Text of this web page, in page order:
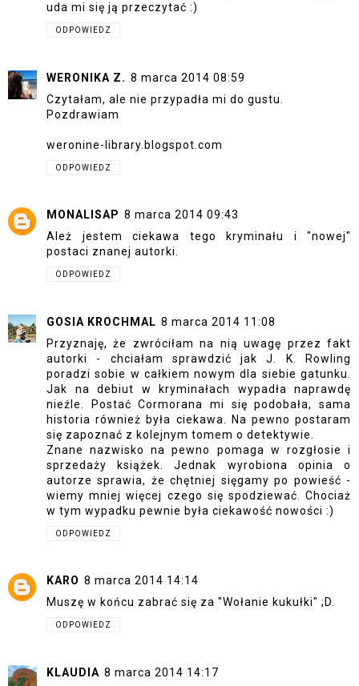
uda mi się ją przeczytać :)
ODPOWIEDZ
WERONIKA Z. 8 marca 2014 08:59
Czytałam, ale nie przypadła mi do gustu.
Pozdrawiam
weronine-library.blogspot.com
ODPOWIEDZ
MONALISAP 8 marca 2014 09:43
Ależ jestem ciekawa tego kryminału i "nowej"
postaci znanej autorki.
ODPOWIEDZ
GOSIA KROCHMAL 8 marca 2014 11:08
Przyznaję, że zwróciłam na nią uwagę przez fakt
autorki - chciałam sprawdzić jak J. K. Rowling
poradzi sobie w całkiem nowym dla siebie gatunku.
Jak na debiut w kryminałach wypadła naprawdę
nieźle. Postać Cormorana mi się podobała, sama
historia również była ciekawa. Na pewno postaram
się zapoznać z kolejnym tomem o detektywie.
Znane nazwisko na pewno pomaga w rozgłosie i
sprzedaży książek. Jednak wyrobiona opinia o
autorze sprawia, że chętniej sięgamy po powieść -
wiemy mniej więcej czego się spodziewać. Chociaż
w tym wypadku pewnie była ciekawość nowości :)
ODPOWIEDZ
KARO 8 marca 2014 14:14
Muszę w końcu zabrać się za "Wołanie kukułki" ;D.
ODPOWIEDZ
KLAUDIA 8 marca 2014 14:17